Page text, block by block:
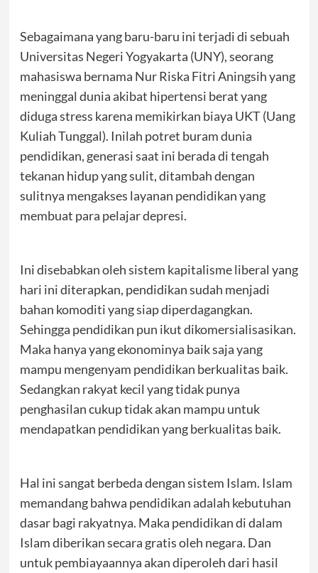
Sebagaimana yang baru-baru ini terjadi di sebuah
Universitas Negeri Yogyakarta (UNY), seorang
mahasiswa bernama Nur Riska Fitri Aningsih yang
meninggal dunia akibat hipertensi berat yang
diduga stress karena memikirkan biaya UKT (Uang
Kuliah Tunggal). Inilah potret buram dunia
pendidikan, generasi saat ini berada di tengah
tekanan hidup yang sulit, ditambah dengan
sulitnya mengakses layanan pendidikan yang
membuat para pelajar depresi.
Ini disebabkan oleh sistem kapitalisme liberal yang
hari ini diterapkan, pendidikan sudah menjadi
bahan komoditi yang siap diperdagangkan.
Sehingga pendidikan pun ikut dikomersialisasikan.
Maka hanya yang ekonominya baik saja yang
mampu mengenyam pendidikan berkualitas baik.
Sedangkan rakyat kecil yang tidak punya
penghasilan cukup tidak akan mampu untuk
mendapatkan pendidikan yang berkualitas baik.
Hal ini sangat berbeda dengan sistem Islam. Islam
memandang bahwa pendidikan adalah kebutuhan
dasar bagi rakyatnya. Maka pendidikan di dalam
Islam diberikan secara gratis oleh negara. Dan
untuk pembiayaannya akan diperoleh dari hasil